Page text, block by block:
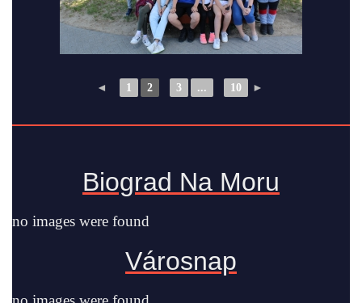
◄ 1 2 3 ... 10 ►
Biograd Na Moru
no images were found
Városnap